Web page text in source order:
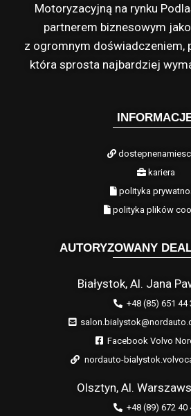
Motoryzacyjną na rynku
partnerem biznesowym
z ogromnym doświadczeniem,
która sprosta najbardziej
kariera
polityka
polityka plików
AUTORYZOWANY
Białystok, Al. Jana
+48 (85) 651 44
Facebook Volvo
nordauto-
Olsztyn, Al.
+48 (89) 672 40